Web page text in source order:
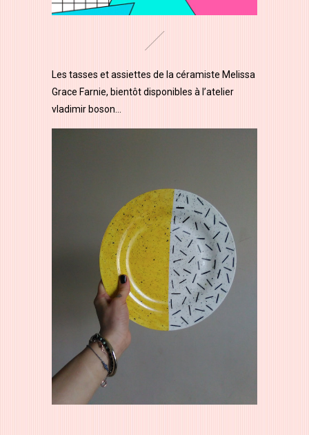
Les tasses et assiettes de la céramiste Melissa
Grace Farnie, bientôt disponibles à l’atelier
vladimir boson…